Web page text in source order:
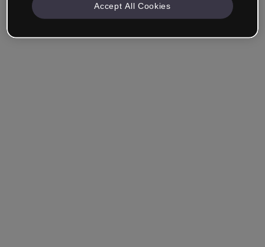
Unternehmen & Professionals
einem anderen Bereich.
Accept All Cookies